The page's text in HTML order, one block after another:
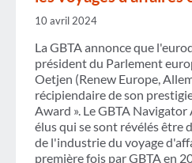
DES
TRANSPORTS
10 avril 2024
La GBTA annonce que
président du Parlement
Oetjen (Renew Europe,
récipiendaire de son
Award ». Le GBTA
élus qui se sont révélés être
de l'industrie du voyage
première fois par GBTA en